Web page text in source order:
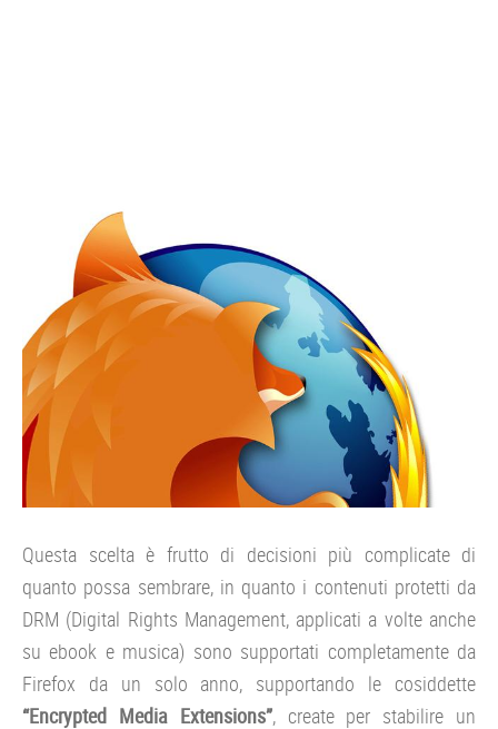
Questa scelta è frutto di decisioni più complicate di
quanto possa sembrare, in quanto i contenuti protetti da
DRM (Digital Rights Management, applicati a volte anche
su ebook e musica) sono supportati completamente da
Firefox da un solo anno, supportando le cosiddette
“Encrypted Media Extensions”, create per stabilire un